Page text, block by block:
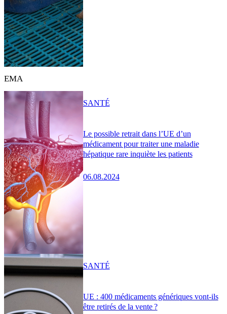
EMA
Le possible retrait dans l’UE d’un
médicament pour traiter une maladie
hépatique rare inquiète les patients
06.08.2024
SANTÉ
UE : 400 médicaments génériques vont-ils
être retirés de la vente ?
SANTÉ